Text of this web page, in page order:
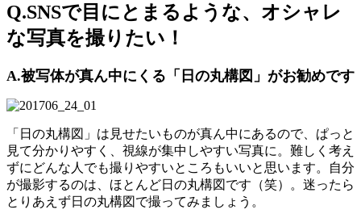
Q.SNSで目にとまるような、オシャレ
な写真を撮りたい！
A.被写体が真ん中にくる「日の丸構図」がお勧めです
「日の丸構図」は見せたいものが真ん中にあるので、ぱっと
見て分かりやすく、視線が集中しやすい写真に。難しく考え
ずにどんな人でも撮りやすいところもいいと思います。自分
が撮影するのは、ほとんど日の丸構図です（笑）。迷ったら
とりあえず日の丸構図で撮ってみましょう。